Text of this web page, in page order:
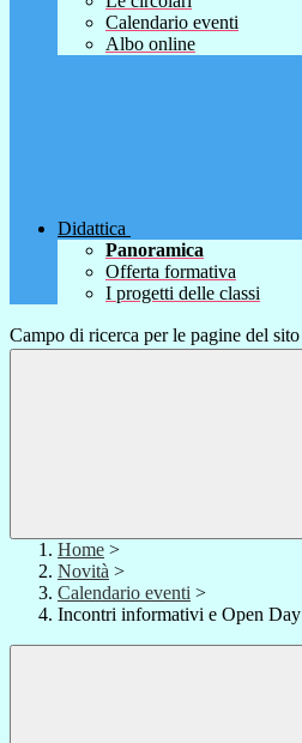
Calendario eventi
Albo online
Didattica
Panoramica
Offerta formativa
I progetti delle classi
Campo di ricerca per le pagine del sito
Home >
Novità >
Calendario eventi >
Incontri informativi e Open Day